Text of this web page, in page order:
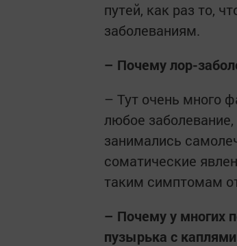
путей, как раз то,
заболеваниям.
– Почему лор-
– Тут очень много
любое
занимались
соматические
таким симптомам
– Почему у многих
пузырька с